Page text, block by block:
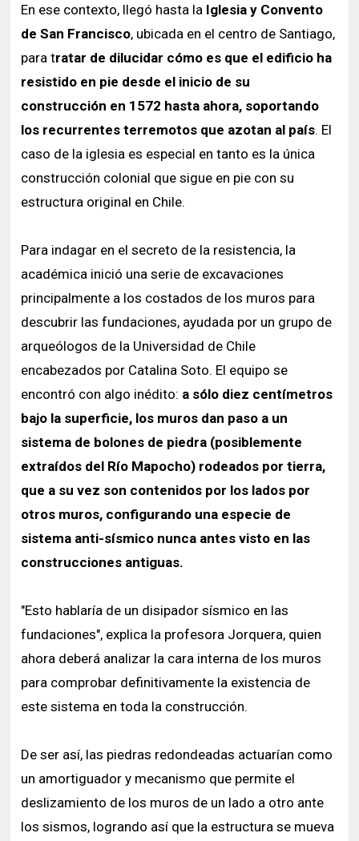
En ese contexto, llegó hasta la Iglesia y Convento
de San Francisco, ubicada en el centro de Santiago,
para tratar de dilucidar cómo es que el edificio ha
resistido en pie desde el inicio de su
construcción en 1572 hasta ahora, soportando
los recurrentes terremotos que azotan al país. El
caso de la iglesia es especial en tanto es la única
construcción colonial que sigue en pie con su
estructura original en Chile.
Para indagar en el secreto de la resistencia, la
académica inició una serie de excavaciones
principalmente a los costados de los muros para
descubrir las fundaciones, ayudada por un grupo de
arqueólogos de la Universidad de Chile
encabezados por Catalina Soto. El equipo se
encontró con algo inédito: a sólo diez centímetros
bajo la superficie, los muros dan paso a un
sistema de bolones de piedra (posiblemente
extraídos del Río Mapocho) rodeados por tierra,
que a su vez son contenidos por los lados por
otros muros, configurando una especie de
sistema anti-sísmico nunca antes visto en las
construcciones antiguas.
"Esto hablaría de un disipador sísmico en las
fundaciones", explica la profesora Jorquera, quien
ahora deberá analizar la cara interna de los muros
para comprobar definitivamente la existencia de
este sistema en toda la construcción.
De ser así, las piedras redondeadas actuarían como
un amortiguador y mecanismo que permite el
deslizamiento de los muros de un lado a otro ante
los sismos, logrando así que la estructura se mueva